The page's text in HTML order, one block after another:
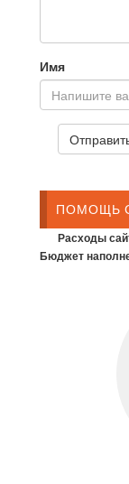
Имя
ПОМОЩЬ
Расходы
Бюджет